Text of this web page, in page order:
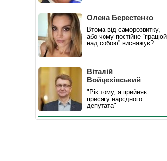
Олена Берестенко
Втома від саморозвитку,
або чому постійне “працюй
над собою” виснажує?
Віталій
Войцехівський
"Рік тому, я прийняв
присягу народного
депутата"